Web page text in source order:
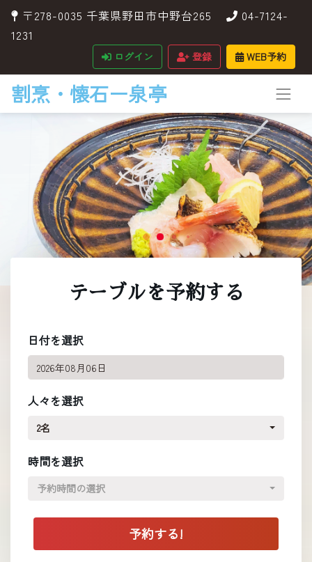
〒278-0035 千葉県野田市中野台265
04-7124-
1231
ログイン 登録 WEB予約
割烹・懐石ー泉亭
テーブルを予約する
日付を選択
人々を選択
2名
時間を選択
予約時間の選択